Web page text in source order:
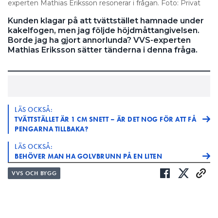
experten Mathias Eriksson resonerar i frågan. Foto: Privat
Kunden klagar på att tvättstället hamnade under
kakelfogen, men jag följde höjdmåttangivelsen.
Borde jag ha gjort annorlunda? VVS-experten
Mathias Eriksson sätter tänderna i denna fråga.
LÄS OCKSÅ:
TVÄTTSTÄLLET ÄR 1 CM SNETT – ÄR DET NOG FÖR ATT FÅ
PENGARNA TILLBAKA?
LÄS OCKSÅ:
BEHÖVER MAN HA GOLVBRUNN PÅ EN LITEN
GÄSTTOALETT MED BARA WC OCH TVÄTTSTÄLL?
VVS OCH BYGG